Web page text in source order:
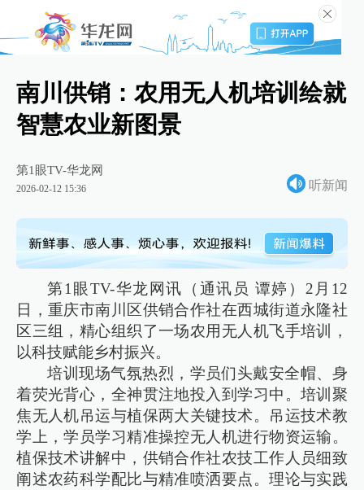
南川供销：农用无人机培训绘就
智慧农业新图景
第1眼TV-华龙网
2026-02-12 15:36 听新闻
第1眼TV-华龙网讯（通讯员 谭婷）2月12
日，重庆市南川区供销合作社在西城街道永隆社
区三组，精心组织了一场农用无人机飞手培训，
以科技赋能乡村振兴。
培训现场气氛热烈，学员们头戴安全帽、身
着荧光背心，全神贯注地投入到学习中。培训聚
焦无人机吊运与植保两大关键技术。吊运技术教
学上，学员学习精准操控无人机进行物资运输。
植保技术讲解中，供销合作社农技工作人员细致
阐述农药科学配比与精准喷洒要点。理论与实践